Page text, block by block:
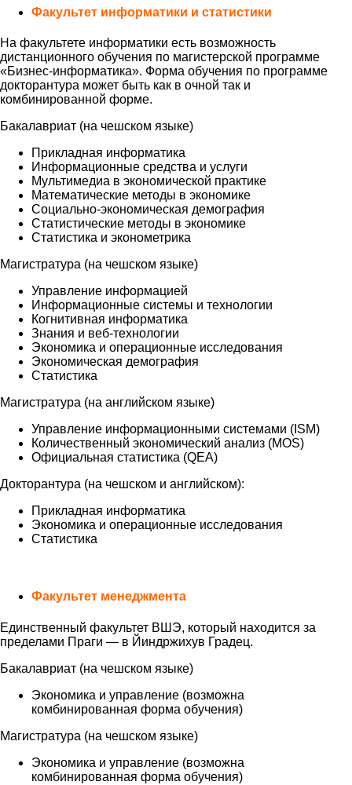
Факультет информатики и статистики
На факультете информатики есть возможность
дистанционного обучения по магистерской программе
«Бизнес-информатика». Форма обучения по программе
докторантура может быть как в очной так и
комбинированной форме.
Бакалавриат (на чешском языке)
Прикладная информатика
Информационные средства и услуги
Мультимедиа в экономической практике
Математические методы в экономике
Социально-экономическая демография
Статистические методы в экономике
Статистика и эконометрика
Магистратура (на чешском языке)
Управление информацией
Информационные системы и технологии
Когнитивная информатика
Знания и веб-технологии
Экономика и операционные исследования
Экономическая демография
Статистика
Магистратура (на английском языке)
Управление информационными системами (ISM)
Количественный экономический анализ (MOS)
Официальная статистика (QEA)
Докторантура (на чешском и английском):
Прикладная информатика
Экономика и операционные исследования
Статистика
Факультет менеджмента
Единственный факультет ВШЭ, который находится за
пределами Праги — в Йиндржихув Градец.
Бакалавриат (на чешском языке)
Экономика и управление (возможна
комбинированная форма обучения)
Магистратура (на чешском языке)
Экономика и управление (возможна
комбинированная форма обучения)